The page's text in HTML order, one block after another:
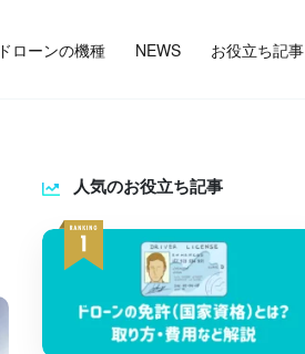
ドローンの機種 NEWS お役立ち記事
人気のお役立ち記事